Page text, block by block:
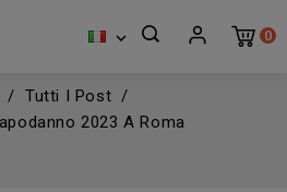
0

Tutti I Post
2023 A Roma